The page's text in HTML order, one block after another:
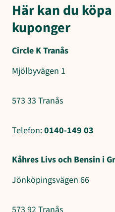
Här kan du
kuponger
Circle K Tranås
Mjölbyvägen 1
573 33 Tranås
Telefon:0140-149 03
Kåhres Livs och Bensin i
Jönköpingsvägen 66